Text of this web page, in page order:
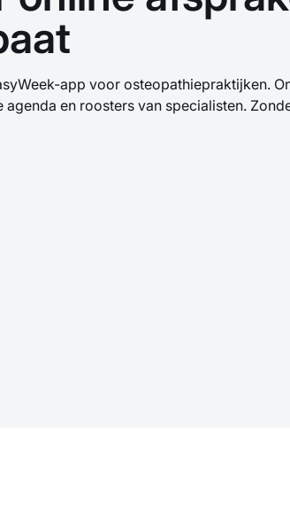
app voor osteopathiepraktijken.
agenda en roosters van specialisten.